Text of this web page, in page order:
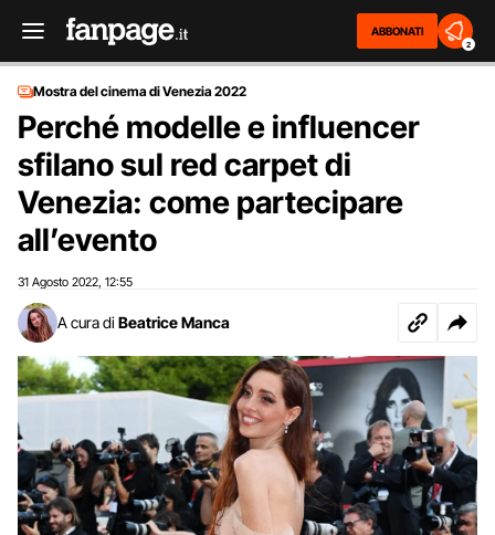
ABBONATI
2
Mostra del cinema di Venezia 2022
Perché modelle e influencer
sfilano sul red carpet di
Venezia: come partecipare
all’evento
31 Agosto 2022 12:55
A cura di Beatrice Manca